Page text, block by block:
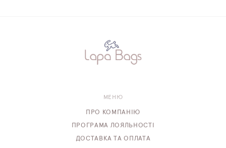
МЕНЮ
ПРО КОМПАНІЮ
ПРОГРАМА ЛОЯЛЬНОСТІ
ДОСТАВКА ТА ОПЛАТА